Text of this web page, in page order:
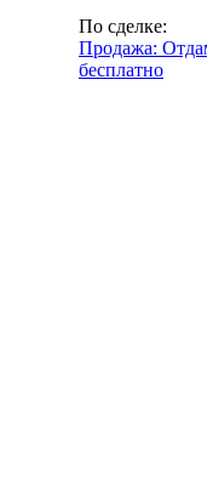
По сделке:
Продажа:
бесплатно